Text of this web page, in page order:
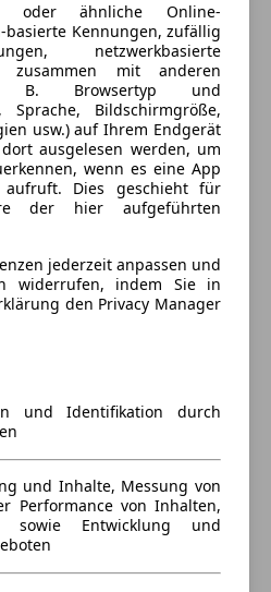
oder ähnliche Online-
basierte Kennungen, zufällig
netzwerkbasierte
zusammen mit anderen
B. Browsertyp und
Sprache, Bildschirmgröße,
usw.) auf Ihrem Endgerät
ausgelesen werden, um
wenn es eine App
Dies geschieht für
der hier aufgeführten
jederzeit anpassen und
widerrufen, indem Sie in
den Privacy Manager
und Identifikation durch
und Inhalte, Messung von
Performance von Inhalten,
sowie Entwicklung und